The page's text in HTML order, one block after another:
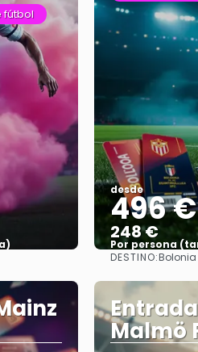
fútbol
desde
496 €
248 €
Por persona
DESTINO:Bolonia
Malmö